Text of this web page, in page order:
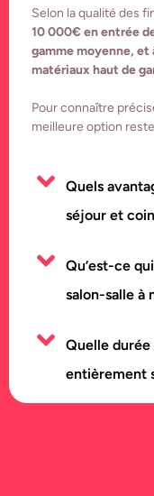
Selon la qualité des
10 000€ en entrée
gamme moyenne,
matériaux haut de
Pour connaître
meilleure option
Quels
séjour et
Qu’est-ce
salon-salle à
Quelle
entièrement